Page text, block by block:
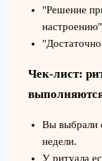
"Решение
Чек-лист:
Вы выбрали
недели.
У ритуала